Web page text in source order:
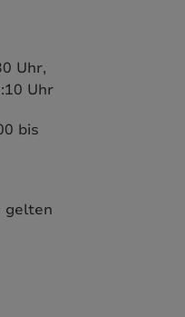
Uhr,
Uhr
bis
gelten